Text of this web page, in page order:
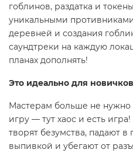
гоблинов, раздатка и
уникальными
деревней и создания
саундтреки на каждую
планах дополнять!
Это идеально для
Мастерам больше не нужно
игру — тут хаос и есть
творят безумства, падают в
выпивкой и убегают от